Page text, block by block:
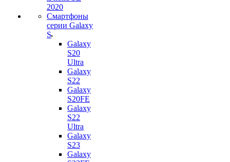
2020
Смартфоны
серии Galaxy
S
Galaxy
S20
Ultra
Galaxy
S22
Galaxy
S20FE
Galaxy
S22
Ultra
Galaxy
S23
Galaxy